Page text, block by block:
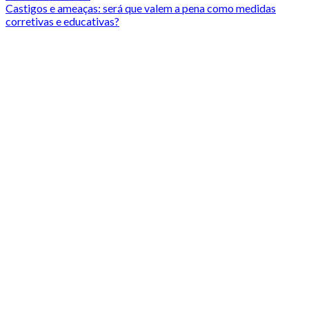
Castigos e ameaças: será que valem a pena como medidas
corretivas e educativas?